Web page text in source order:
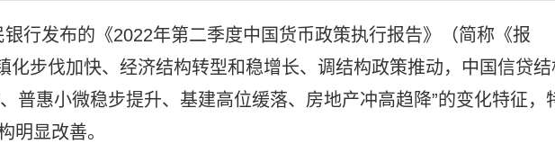
行发布的《2022年第二季度中国货币政策执行报告》（简称《报
化步伐加快、经济结构转型和稳增长、调结构政策推动，中国信贷结
普惠小微稳步提升、基建高位缓落、房地产冲高趋降”的变化特征，
明显改善。